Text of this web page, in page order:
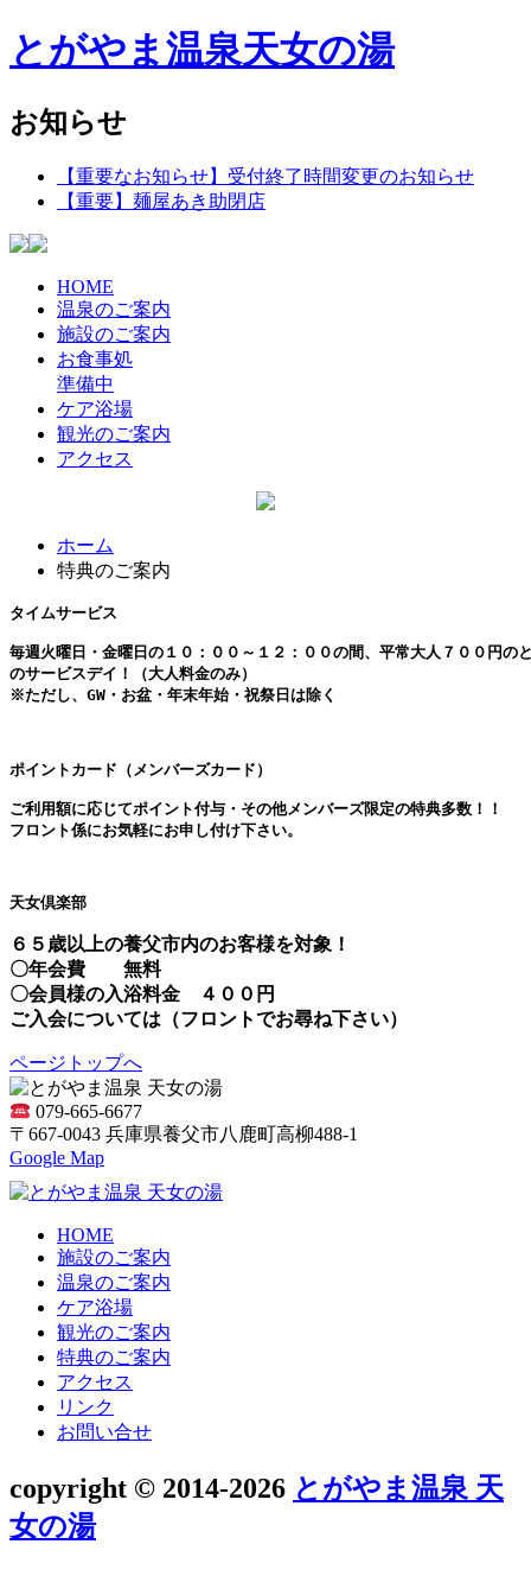
とがやま温泉天女の湯
お知らせ
【重要なお知らせ】受付終了時間変更のお知らせ
【重要】麺屋あき助閉店
HOME
温泉のご案内
施設のご案内
お食事処
準備中
ケア浴場
観光のご案内
アクセス
ホーム
特典のご案内
タイムサービス
毎週火曜日・金曜日の１０：００～１２：００の間、平常大人７００円の
のサービスデイ！（大人料金のみ）
※ただし、GW・お盆・年末年始・祝祭日は除く
ポイントカード（メンバーズカード）
ご利用額に応じてポイント付与・その他メンバーズ限定の特典多数！！
フロント係にお気軽にお申し付け下さい。
天女倶楽部
６５歳以上の養父市内のお客様を対象！
〇年会費 無料
〇会員様の入浴料金 ４００円
ご入会については（フロントでお尋ね下さい）
ページトップへ
079-665-6677
〒667-0043 兵庫県養父市八鹿町高柳488-1
Google Map
HOME
施設のご案内
温泉のご案内
ケア浴場
観光のご案内
特典のご案内
アクセス
リンク
お問い合せ
copyright © 2014-2026 とがやま温泉 天
女の湯